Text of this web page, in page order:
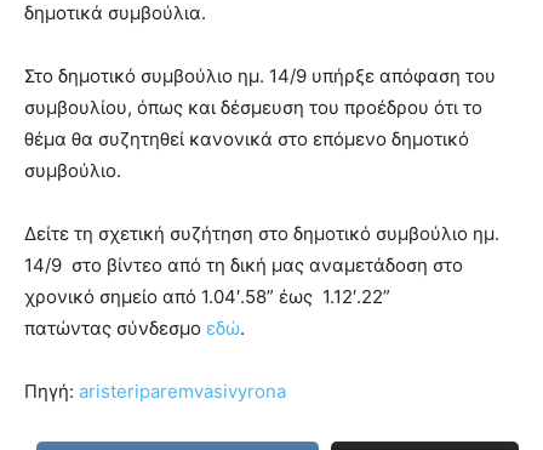
δημοτικά συμβούλια.
Στο δημοτικό συμβούλιο ημ. 14/9 υπήρξε απόφαση του
συμβουλίου, όπως και δέσμευση του προέδρου ότι το
θέμα θα συζητηθεί κανονικά στο επόμενο δημοτικό
συμβούλιο.
Δείτε τη σχετική συζήτηση στο δημοτικό συμβούλιο ημ.
14/9 στο βίντεο από τη δική μας αναμετάδοση στο
χρονικό σημείο από 1.04′.58” έως 1.12′.22”
πατώντας σύνδεσμο εδώ.
Πηγή: aristeriparemvasivyrona